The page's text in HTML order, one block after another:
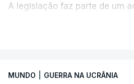
A legislação faz parte de um
Vladimir Putin e aos principais
MUNDO GUERRA NA UCRÂNIA